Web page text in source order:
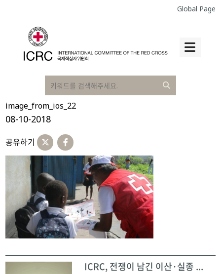
Global Page
image_from_ios_22
08-10-2018
공유하기
ICRC, 전쟁이 남긴 이산·실종 ...